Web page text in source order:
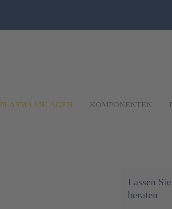
PLASMAANLAGEN KOMPONENTEN
Lassen
beraten